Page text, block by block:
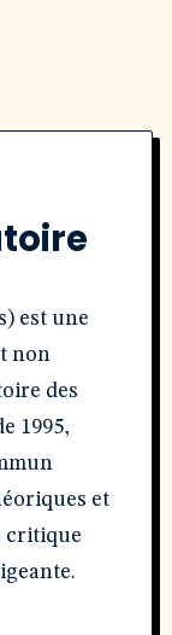
est une
non
des
1995,
et
critique